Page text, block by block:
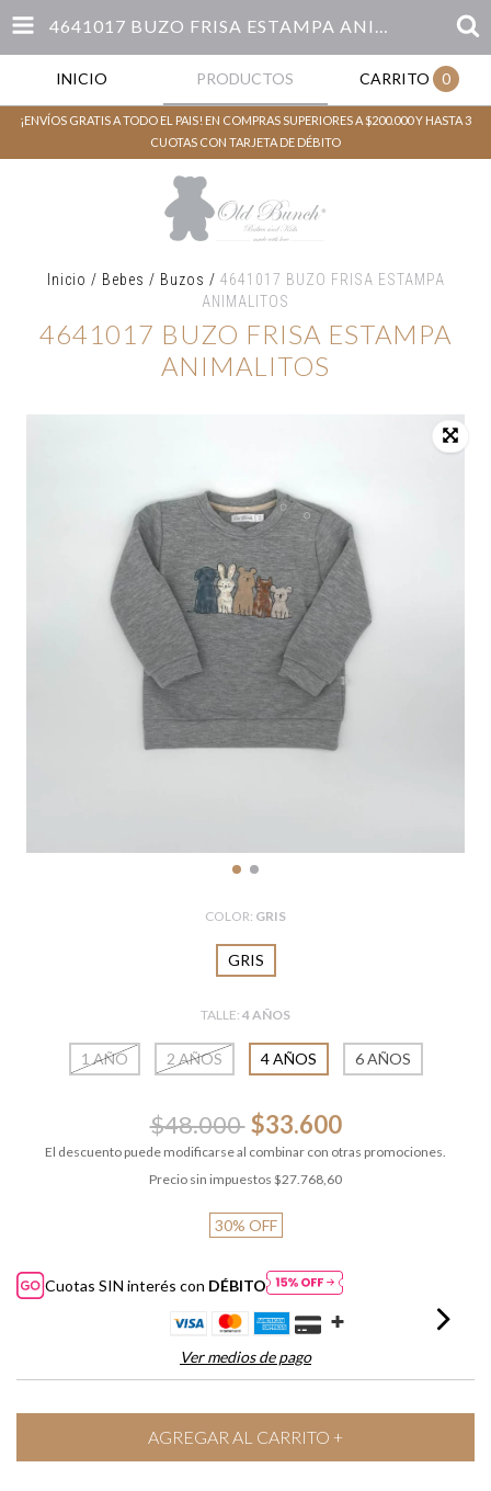
4641017 BUZO FRISA ESTAMPA ANIMALITOS
INICIO PRODUCTOS CARRITO 0
¡ENVÍOS GRATIS A TODO EL PAIS! EN COMPRAS SUPERIORES A $200.000 Y HASTA 3
CUOTAS CON TARJETA DE DÉBITO
Inicio / Bebes / Buzos / 4641017 BUZO FRISA ESTAMPA
ANIMALITOS
4641017 BUZO FRISA ESTAMPA
ANIMALITOS
COLOR: GRIS
GRIS
TALLE: 4 AÑOS
1 AÑO 2 AÑOS 4 AÑOS 6 AÑOS
$48.000 $33.600
El descuento puede modificarse al combinar con otras promociones.
Precio sin impuestos $27.768,60
30% OFF
Cuotas SIN interés con DÉBITO
Ver medios de pago